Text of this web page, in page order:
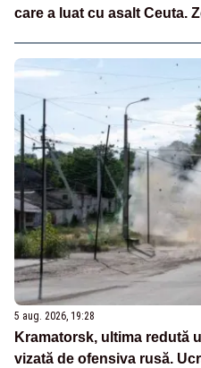
care a luat cu asalt Ceuta.
5 aug. 2026, 19:28
Kramatorsk, ultima redută
vizată de ofensiva rusă.